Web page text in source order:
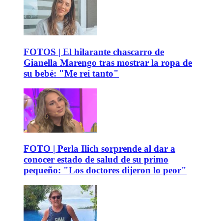
FOTOS | El hilarante chascarro de
Gianella Marengo tras mostrar la ropa de
su bebé: "Me reí tanto"
FOTO | Perla Ilich sorprende al dar a
conocer estado de salud de su primo
pequeño: "Los doctores dijeron lo peor"